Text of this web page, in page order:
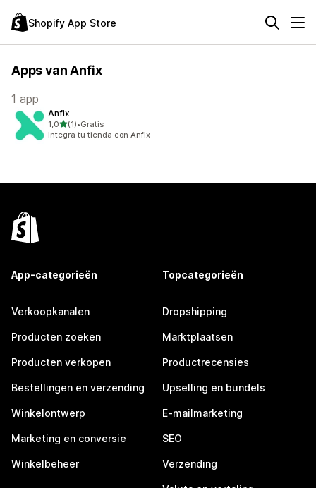
Shopify App Store
Apps van Anfix
1 app
Anfix
1,0van 5 sterren
(1)
1 recensies in totaal
•Gratis
Integra tu tienda con Anfix
App-categorieën
Verkoopkanalen
Producten zoeken
Producten verkopen
Bestellingen en verzending
Winkelontwerp
Marketing en conversie
Winkelbeheer
Topcategorieën
Dropshipping
Marktplaatsen
Productrecensies
Upselling en bundels
E-mailmarketing
SEO
Verzending